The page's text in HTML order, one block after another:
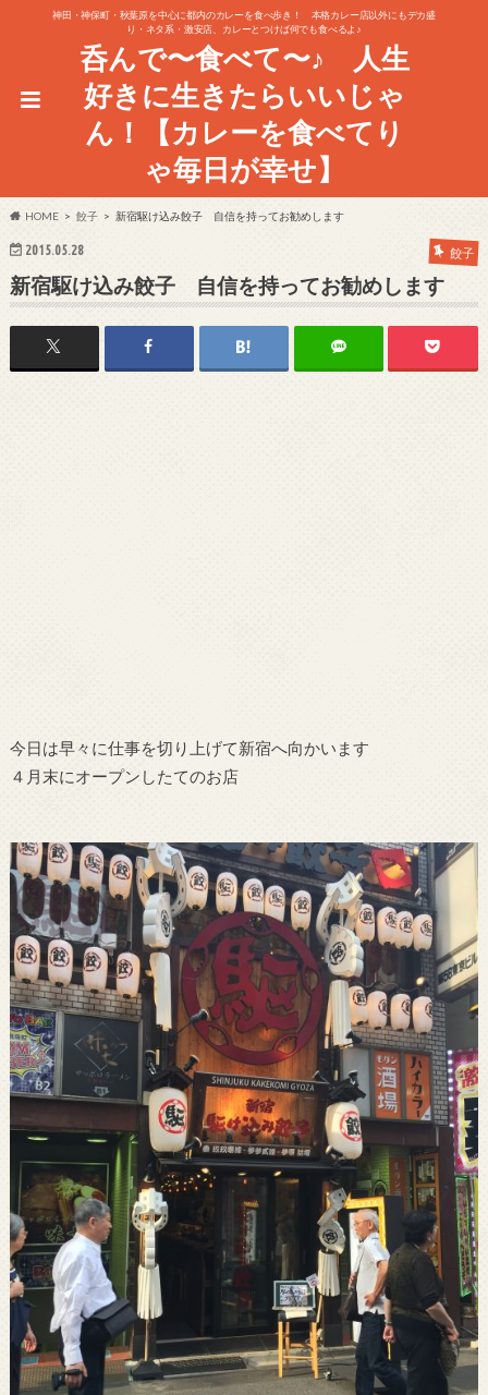
神田・神保町・秋葉原を中心に都内のカレーを食べ歩き！ 本格カレー店以外にもデカ盛
り・ネタ系・激安店、カレーとつけば何でも食べるよ♪
呑んで〜食べて〜♪ 人生
好きに生きたらいいじゃ
ん！【カレーを食べてり
ゃ毎日が幸せ】
HOME 餃子 新宿駆け込み餃子 自信を持ってお勧めします
2015.05.28 餃子
新宿駆け込み餃子 自信を持ってお勧めします
今日は早々に仕事を切り上げて新宿へ向かいます
４月末にオープンしたてのお店